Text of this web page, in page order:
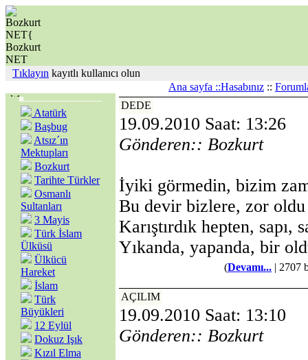
Tıklayın kayıtlı kullanıcı olun
Ana sayfa ::Hasabınız ::
Atatürk
Başbug
Atsız´ın
Mektupları
Bozkurt
Tarihte Türkler
Osmanlı
Sultanları
3 Mayis
Türk İslam
Ülküsü
Ülkücü
Hareket
İslam
Türk
Büyükleri
12 Eylül
Dokuz Işık
Kızıl Elma
DEDE
19.09.2010 Saat: 13:26
Gönderen:: Bozkurt
İyiki görmedin, bizim
Bu devir bizlere, zor oldu
Karıştırdık hepten, sapı,
Yıkanda, yapanda, bir
(Devamı... | 2707
AÇILIM
19.09.2010 Saat: 13:10
Gönderen:: Bozkurt